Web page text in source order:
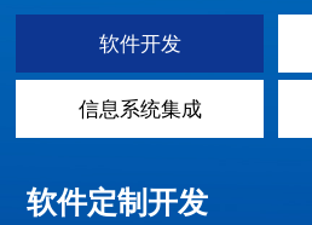
软件开发
信息系统集成
软件定制开发